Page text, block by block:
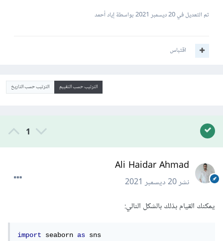
تم التعديل في20 ديسمبر 2021 بواسطة إياد أحمد
اقتباس
الترتيب حسب التقييم الترتيب حسب التاريخ
1
Ali Haidar Ahmad
نشر20 ديسمبر 2021
يمكنك القيام بذلك بالشكل النالي:
import seaborn as